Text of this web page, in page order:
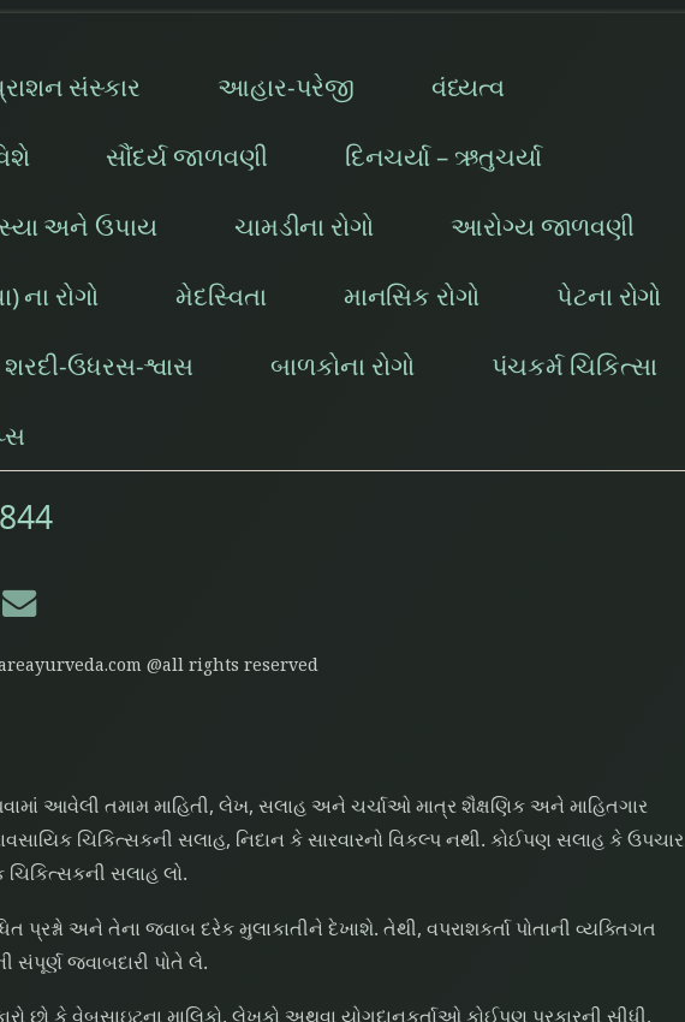
સંસ્કાર આહાર-પરેજી વંધ્યત્વ
સૌંદર્ય જાળવણી દિનચર્યા – ઋતુચર્યા
અને ઉપાય ચામડીના રોગો આરોગ્ય જાળવણી
ના રોગો મેદસ્વિતા માનસિક રોગો પેટના રોગો
શરદી-ઉધરસ-શ્વાસ બાળકોના રોગો પંચકર્મ ચિકિત્સા
E-mail
@all rights reserved
આવેલી તમામ માહિતી, લેખ, સલાહ અને ચર્ચાઓ માત્ર શૈક્ષણિક અને માહિતગાર
ચિકિત્સકની સલાહ, નિદાન કે સારવારનો વિકલ્પ નથી. કોઈપણ સલાહ કે ઉપચાર
સલાહ લો.
અને તેના જવાબ દરેક મુલાકાતીને દેખાશે. તેથી, વપરાશકર્તા પોતાની વ્યક્તિગત
સંપૂર્ણ જવાબદારી પોતે લે.
છો કે વેબસાઇટના માલિકો, લેખકો અથવા યોગદાનકર્તાઓ કોઈપણ પ્રકારની સીધી,